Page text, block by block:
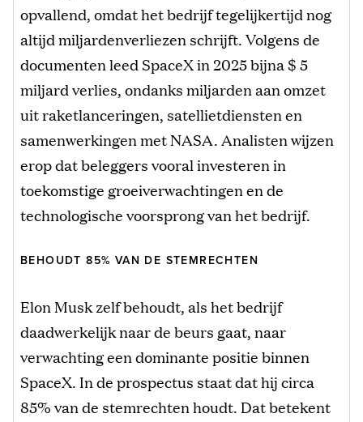
opvallend, omdat het bedrijf tegelijkertijd nog
altijd miljardenverliezen schrijft. Volgens de
documenten leed SpaceX in 2025 bijna $ 5
miljard verlies, ondanks miljarden aan omzet
uit raketlanceringen, satellietdiensten en
samenwerkingen met NASA. Analisten wijzen
erop dat beleggers vooral investeren in
toekomstige groeiverwachtingen en de
technologische voorsprong van het bedrijf.
BEHOUDT 85% VAN DE STEMRECHTEN
Elon Musk zelf behoudt, als het bedrijf
daadwerkelijk naar de beurs gaat, naar
verwachting een dominante positie binnen
SpaceX. In de prospectus staat dat hij circa
85% van de stemrechten houdt. Dat betekent